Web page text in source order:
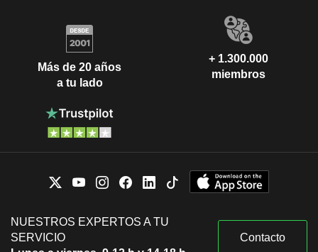
Más de 20 años
a tu lado
+ 1.300.000
miembros
NUESTROS EXPERTOS A TU
SERVICIO
Contacto